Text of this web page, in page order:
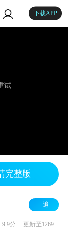
下载APP
试
完整版
+追
9.9分
更新至1269